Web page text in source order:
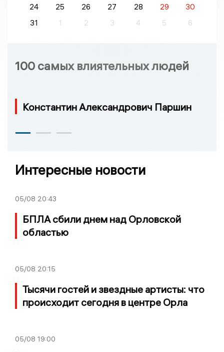
24
25 26 27 28 29
30
31
1 2 3 4 5 6
100 самых влиятельных людей
Константин Александрович Паршин
Интересные новости
05/08 20:43
БПЛА сбили днем над Орловской
областью
05/08 20:15
Тысячи гостей и звездные артисты: что
происходит сегодня в центре Орла
05/08 19:00